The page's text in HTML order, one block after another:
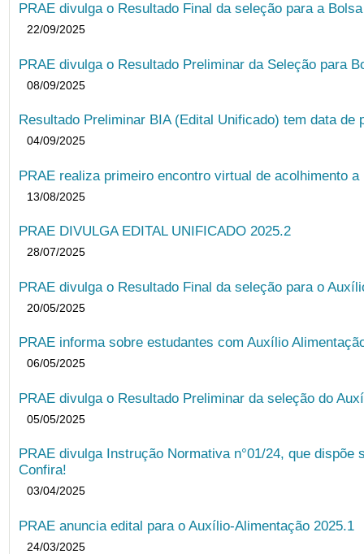
PRAE divulga o Resultado Final da seleção para a
22/09/2025
PRAE divulga o Resultado Preliminar da Seleção para
08/09/2025
Resultado Preliminar BIA (Edital Unificado) tem data de
04/09/2025
PRAE realiza primeiro encontro virtual de acolhimento
13/08/2025
PRAE DIVULGA EDITAL UNIFICADO 2025.2
28/07/2025
PRAE divulga o Resultado Final da seleção para o
20/05/2025
PRAE informa sobre estudantes com Auxílio
06/05/2025
PRAE divulga o Resultado Preliminar da seleção do
05/05/2025
PRAE divulga Instrução Normativa n°01/24, que
Confira!
03/04/2025
PRAE anuncia edital para o Auxílio-Alimentação 2025.1
24/03/2025